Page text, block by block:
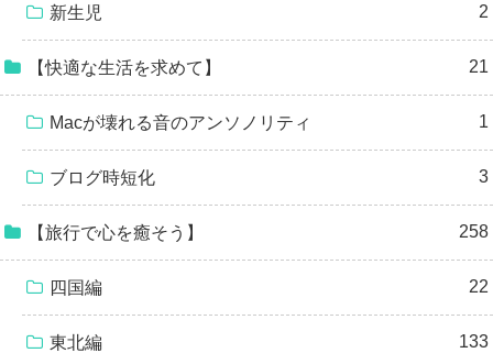
新生児 2
【快適な生活を求めて】 21
Macが壊れる音のアンソノリティ 1
ブログ時短化 3
【旅行で心を癒そう】 258
四国編 22
東北編 133